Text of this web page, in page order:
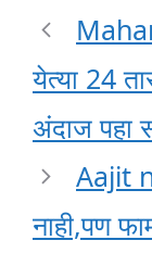
येत्या 24
अंदाज पहा
Aajit
नाही,पण